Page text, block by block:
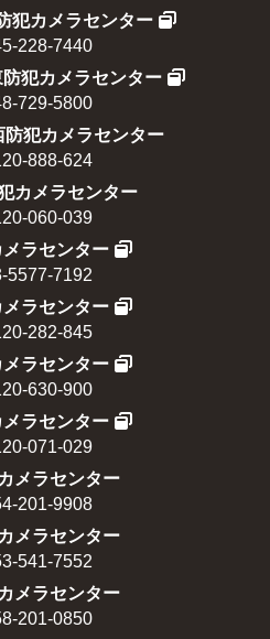
犯カメラセンター
228-7440
犯カメラセンター
729-5800
防犯カメラセンター
888-624
カメラセンター
060-039
ラセンター
5577-7192
ラセンター
282-845
ラセンター
630-900
ラセンター
071-029
メラセンター
201-9908
メラセンター
541-7552
メラセンター
201-0850